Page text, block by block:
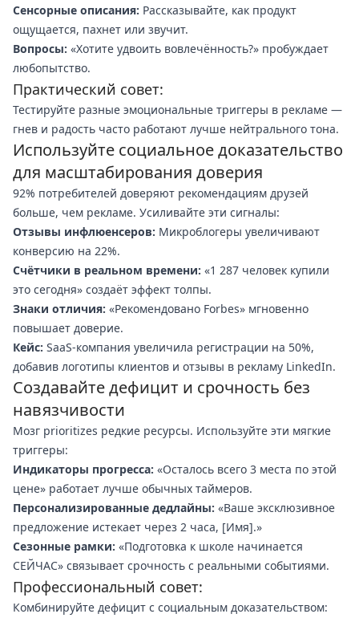
Сенсорные описания: Рассказывайте, как продукт
ощущается, пахнет или звучит.
Вопросы: «Хотите удвоить вовлечённость?» пробуждает
любопытство.
Практический совет:
Тестируйте разные эмоциональные триггеры в рекламе —
гнев и радость часто работают лучше нейтрального тона.
Используйте социальное доказательство
для масштабирования доверия
92% потребителей доверяют рекомендациям друзей
больше, чем рекламе. Усиливайте эти сигналы:
Отзывы инфлюенсеров: Микроблогеры увеличивают
конверсию на 22%.
Счётчики в реальном времени: «1 287 человек купили
это сегодня» создаёт эффект толпы.
Знаки отличия: «Рекомендовано Forbes» мгновенно
повышает доверие.
Кейс: SaaS-компания увеличила регистрации на 50%,
добавив логотипы клиентов и отзывы в рекламу LinkedIn.
Создавайте дефицит и срочность без
навязчивости
Мозг prioritizes редкие ресурсы. Используйте эти мягкие
триггеры:
Индикаторы прогресса: «Осталось всего 3 места по этой
цене» работает лучше обычных таймеров.
Персонализированные дедлайны: «Ваше эксклюзивное
предложение истекает через 2 часа, [Имя].»
Сезонные рамки: «Подготовка к школе начинается
СЕЙЧАС» связывает срочность с реальными событиями.
Профессиональный совет:
Комбинируйте дефицит с социальным доказательством: